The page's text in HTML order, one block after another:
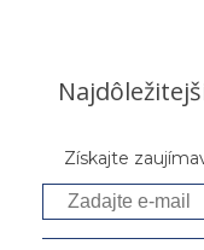
Získajte